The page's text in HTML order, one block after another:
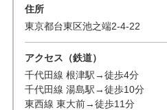
住所
東京都台東区池之端2-4-22
アクセス（鉄道）
千代田線 根津駅→徒歩4分
千代田線 湯島駅→徒歩10分
東西線 東大前→徒歩11分